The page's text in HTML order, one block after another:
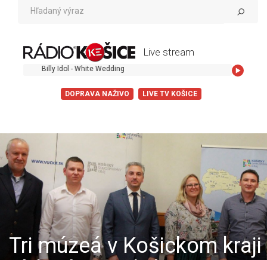
Live stream
Billy Idol - White Wedding
DOPRAVA NAŽIVO LIVE TV KOŠICE
Tri múzeá v Košickom kraji